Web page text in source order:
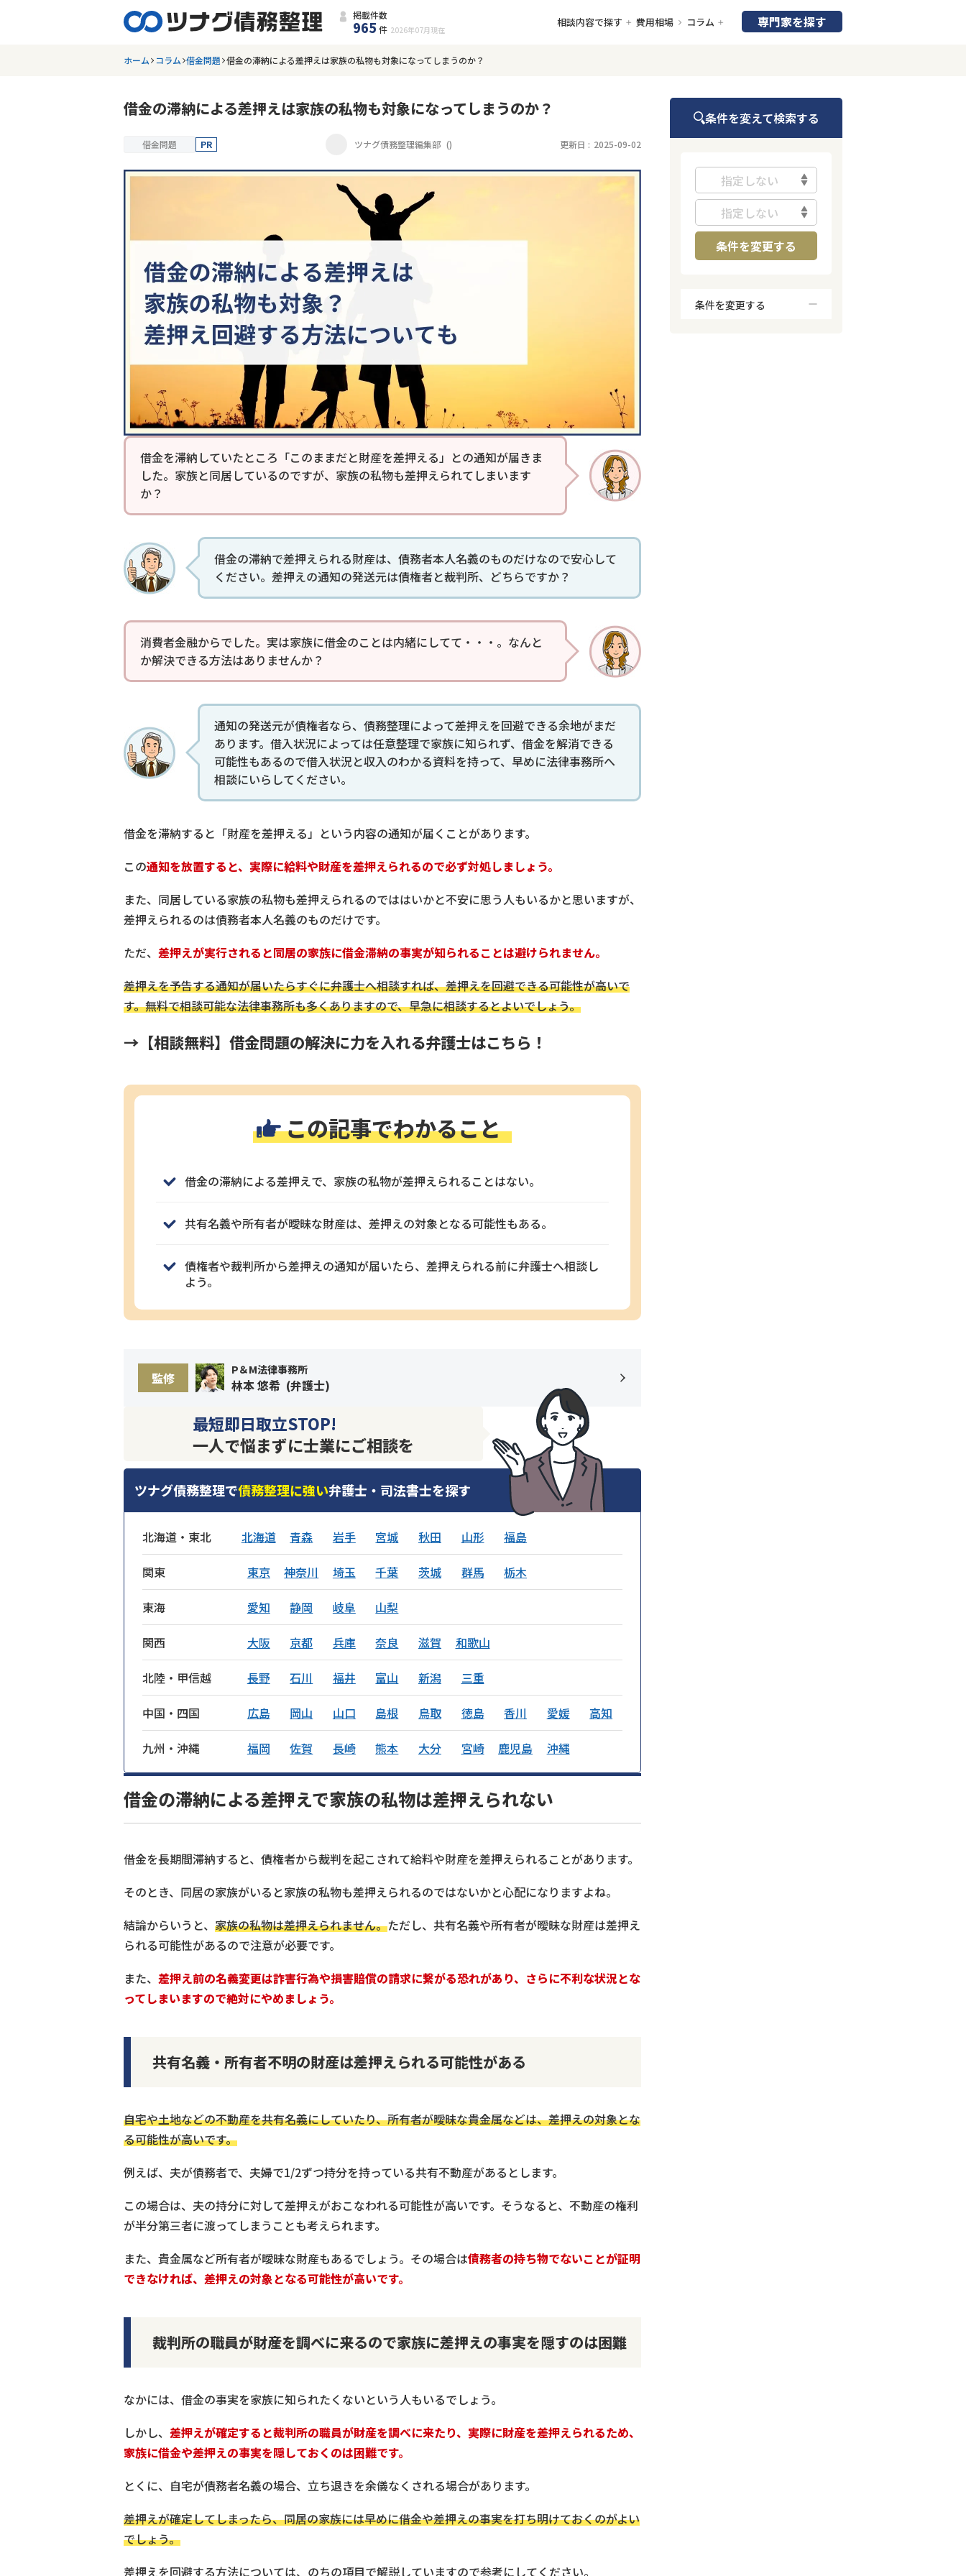
掲載件数
965 件 2026年07月 現在
相談内容で探す 費用相場 コラム 専門家を探す
ホーム コラム 借金問題 借金の滞納による差押えは家族の私物も対象になってしまうのか？
借金の滞納による差押えは家族の私物も対象になってしまうのか？
借金問題 PR ツナグ債務整理編集部 () 更新日 : 2025-09-02
借金を滞納していたところ「このままだと財産を差押える」との通知が届きま
した。家族と同居しているのですが、家族の私物も差押えられてしまいます
か？
借金の滞納で差押えられる財産は、債務者本人名義のものだけなので安心して
ください。差押えの通知の発送元は債権者と裁判所、どちらですか？
消費者金融からでした。実は家族に借金のことは内緒にしてて・・・。なんと
か解決できる方法はありませんか？
通知の発送元が債権者なら、債務整理によって差押えを回避できる余地がまだ
あります。借入状況によっては任意整理で家族に知られず、借金を解消できる
可能性もあるので借入状況と収入のわかる資料を持って、早めに法律事務所へ
相談にいらしてください。
借金を滞納すると「財産を差押える」という内容の通知が届くことがあります。
この通知を放置すると、実際に給料や財産を差押えられるので必ず対処しましょう。
また、同居している家族の私物も差押えられるのでははいかと不安に思う人もいるかと思いますが、
差押えられるのは債務者本人名義のものだけです。
ただ、 差押えが実行されると同居の家族に借金滞納の事実が知られることは避けられません。
差押えを予告する通知が届いたらすぐに弁護士へ相談すれば、差押えを回避できる可能性が高いで
す。無料で相談可能な法律事務所も多くありますので、早急に相談するとよいでしょう。
→【相談無料】借金問題の解決に力を入れる弁護士はこちら！
この記事でわかること
借金の滞納による差押えで、家族の私物が差押えられることはない。
共有名義や所有者が曖昧な財産は、差押えの対象となる可能性もある。
債権者や裁判所から差押えの通知が届いたら、差押えられる前に弁護士へ相談し
よう。
監修 P＆M法律事務所
林本 悠希 (弁護士)
最短即日取立STOP!
一人で悩まずに士業にご相談を
ツナグ債務整理で債務整理に強い弁護士・司法書士を探す
北海道・東北 北海道 青森 岩手 宮城 秋田 山形 福島
関東 東京 神奈川 埼玉 千葉 茨城 群馬 栃木
東海 愛知 静岡 岐阜 山梨
関西 大阪 京都 兵庫 奈良 滋賀 和歌山
北陸・甲信越 長野 石川 福井 富山 新潟 三重
中国・四国 広島 岡山 山口 島根 鳥取 徳島 香川 愛媛 高知
九州・沖縄 福岡 佐賀 長崎 熊本 大分 宮崎 鹿児島 沖縄
借金の滞納による差押えで家族の私物は差押えられない
借金を長期間滞納すると、債権者から裁判を起こされて給料や財産を差押えられることがあります。
そのとき、同居の家族がいると家族の私物も差押えられるのではないかと心配になりますよね。
結論からいうと、 家族の私物は差押えられません。ただし、共有名義や所有者が曖昧な財産は差押え
られる可能性があるので注意が必要です。
また、 差押え前の名義変更は詐害行為や損害賠償の請求に繋がる恐れがあり、さらに不利な状況とな
ってしまいますので絶対にやめましょう。
共有名義・所有者不明の財産は差押えられる可能性がある
自宅や土地などの不動産を共有名義にしていたり、所有者が曖昧な貴金属などは、差押えの対象とな
る可能性が高いです。
例えば、夫が債務者で、夫婦で1/2ずつ持分を持っている共有不動産があるとします。
この場合は、夫の持分に対して差押えがおこなわれる可能性が高いです。そうなると、不動産の権利
が半分第三者に渡ってしまうことも考えられます。
また、貴金属など所有者が曖昧な財産もあるでしょう。その場合は債務者の持ち物でないことが証明
できなければ、差押えの対象となる可能性が高いです。
裁判所の職員が財産を調べに来るので家族に差押えの事実を隠すのは困難
なかには、借金の事実を家族に知られたくないという人もいるでしょう。
しかし、 差押えが確定すると裁判所の職員が財産を調べに来たり、実際に財産を差押えられるため、
家族に借金や差押えの事実を隠しておくのは困難です。
とくに、自宅が債務者名義の場合、立ち退きを余儀なくされる場合があります。
差押えが確定してしまったら、同居の家族には早めに借金や差押えの事実を打ち明けておくのがよい
でしょう。
差押えを回避する方法については、のちの項目で解説していますので参考にしてください。
条件を変えて検索する
指定しない
指定しない
条件を変更する
条件を変更する